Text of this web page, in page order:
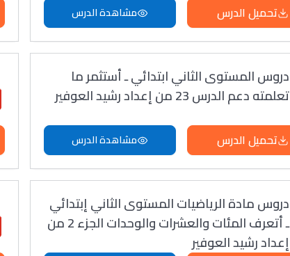
تحميل الدرس مشاهدة الدرس
دروس المستوى الثاني ابتدائي ـ أستثمر ما
تعلمته دعم الدرس 23 من إعداد رشيد العوفير
تحميل الدرس مشاهدة الدرس
دروس مادة الرياضيات المستوى الثاني إبتدائي
ـ أتعرف المئات والعشرات والوحدات الجزء 2 من
إعداد رشيد العوفير